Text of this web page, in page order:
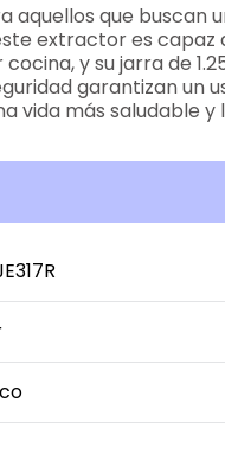
aquellos que buscan
extractor es capaz
y su jarra de
garantizan un
vida más saludable y